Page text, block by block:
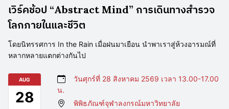
เวิร์คช้อป “Abstract Mind” การเดินทางสำรวจ
โลกภายในและชีวิต
โดยนิทรรศการ In the Rain เมื่อฝนมาเยือน นำพาเราสู่ห้วงอารมณ์ที่
หลากหลายแตกต่างกันไป
AUG
28
วันศุกร์ที่ 28 สิงหาคม 2569 เวลา 13.00-17.00
น.
พิพิธภัณฑ์จุฬาลงกรณ์มหาวิทยาลัย